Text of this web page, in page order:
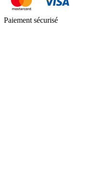
Paiement sécurisé